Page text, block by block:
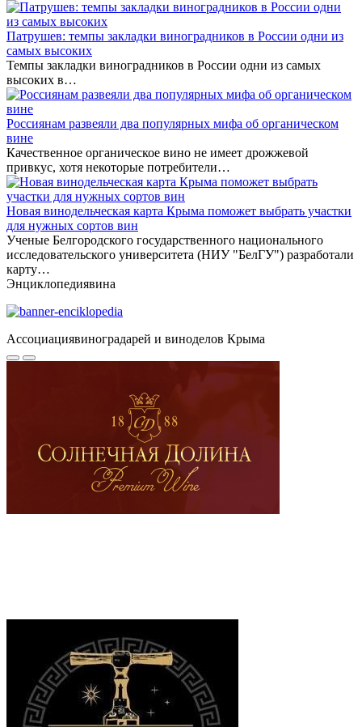
Патрушев: темпы закладки виноградников в России одни из
самых высоких
Темпы закладки виноградников в России одни из самых
высоких в…
Россиянам развеяли два популярных мифа об органическом
вине
Качественное органическое вино не имеет дрожжевой
привкус, хотя некоторые потребители…
Новая винодельческая карта Крыма поможет выбрать участки
для нужных сортов вин
Ученые Белгородского государственного национального
исследовательского университета (НИУ "БелГУ") разработали
карту…
Энциклопедиявина
Ассоциациявиноградарей и виноделов Крыма